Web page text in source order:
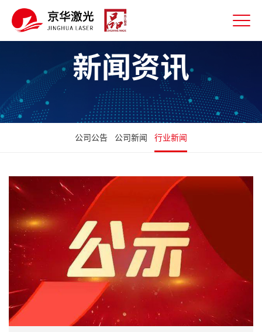
新闻资讯
公司公告 公司新闻 行业新闻